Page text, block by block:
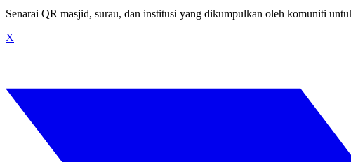
Senarai QR masjid, surau, dan institusi yang dikumpulkan oleh komuniti
X